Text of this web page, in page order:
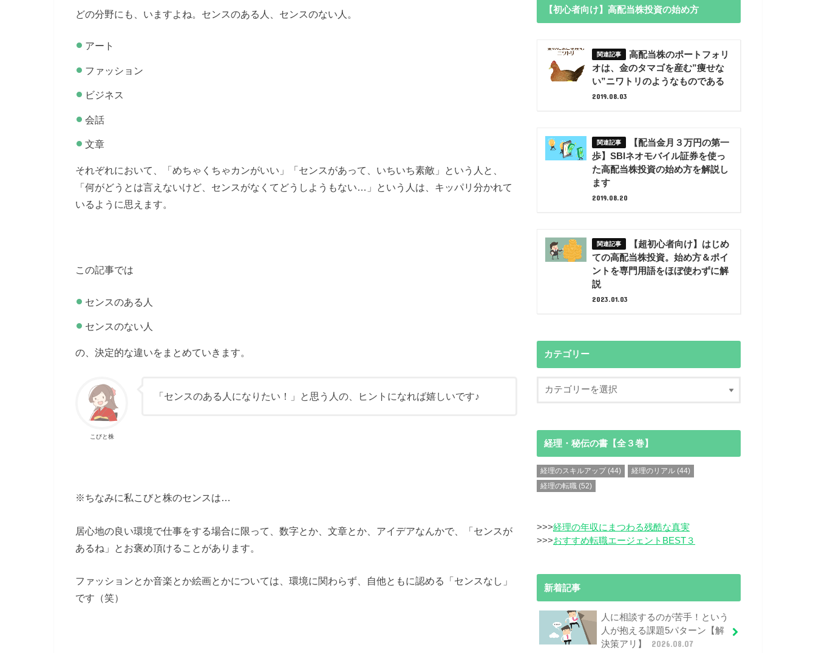
どの分野にも、いますよね。センスのある人、センスのない人。
アート
ファッション
ビジネス
会話
文章
それぞれにおいて、「めちゃくちゃカンがいい」「センスがあって、いちいち素敵」という人と、
「何がどうとは言えないけど、センスがなくてどうしようもない…」という人は、キッパリ分かれて
いるように思えます。
この記事では
センスのある人
センスのない人
の、決定的な違いをまとめていきます。
こびと株
「センスのある人になりたい！」と思う人の、ヒントになれば嬉しいです♪
※ちなみに私こびと株のセンスは…
居心地の良い環境で仕事をする場合に限って、数字とか、文章とか、アイデアなんかで、「センスが
あるね」とお褒め頂けることがあります。
ファッションとか音楽とか絵画とかについては、環境に関わらず、自他ともに認める「センスなし」
です（笑）
【初心者向け】高配当株投資の始め方
高配当株のポートフォリ
オは、金のタマゴを産む”痩せな
い”ニワトリのようなものである
2019.08.03
【配当金月３万円の第一
歩】SBIネオモバイル証券を使っ
た高配当株投資の始め方を解説し
ます
2019.08.20
【超初心者向け】はじめ
ての高配当株投資。始め方＆ポイ
ントを専門用語をほぼ使わずに解
説
2023.01.03
カテゴリー
経理・秘伝の書【全３巻】
経理のスキルアップ (44) 経理のリアル (44)
経理の転職 (52)
>>>経理の年収にまつわる残酷な真実
>>>おすすめ転職エージェントBEST３
新着記事
人に相談するのが苦手！という
人が抱える課題5パターン【解
決策アリ】
2026.08.07